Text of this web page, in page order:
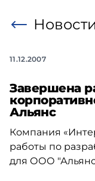
11.12.2007
Завершена
Альянс
Компания
работы по
для ООО